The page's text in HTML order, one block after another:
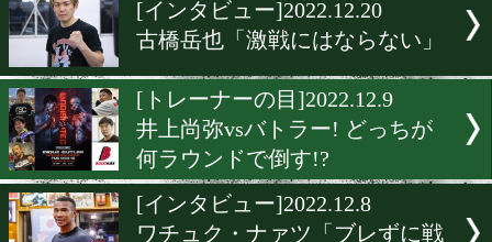
[インタビュー]2022.12.21
田村亮一「とにかくリベン
[インタビュー]2022.12.20
古橋岳也「激戦にはならな